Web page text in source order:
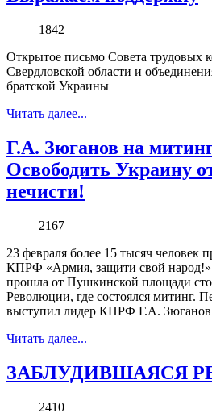
1842
Открытое письмо Совета трудовых
Свердловской области и
братской Украины
Читать далее...
Г.А. Зюганов на
Освободить Украину
нечисти!
2167
23 февраля более 15 тысяч человек
КПРФ «Армия, защити свой
прошла от Пушкинской площади
Революции, где состоялся митинг.
выступил лидер КПРФ Г.А.
Читать далее...
ЗАБЛУДИВШАЯСЯ
2410